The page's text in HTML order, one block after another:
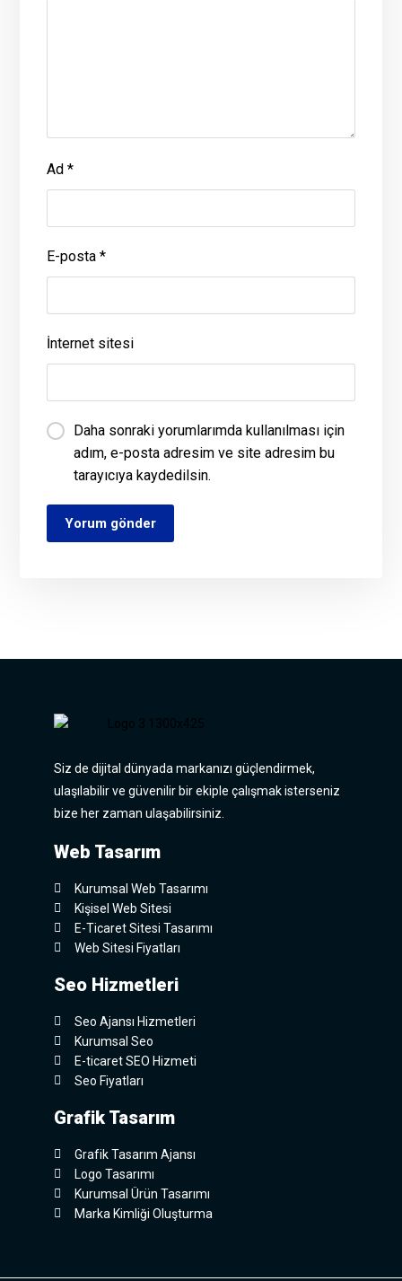
Ad*
E-posta*
İnternet sitesi
Daha sonraki yorumlarımda kullanılması için
adım, e-posta adresim ve site adresim bu
tarayıcıya kaydedilsin.
Yorum gönder
Siz de dijital dünyada markanızı güçlendirmek,
ulaşılabilir ve güvenilir bir ekiple çalışmak isterseniz
bize her zaman ulaşabilirsiniz.
Web Tasarım
Kurumsal Web Tasarımı
Kişisel Web Sitesi
E-Ticaret Sitesi Tasarımı
Web Sitesi Fiyatları
Seo Hizmetleri
Seo Ajansı Hizmetleri
Kurumsal Seo
E-ticaret SEO Hizmeti
Seo Fiyatları
Grafik Tasarım
Grafik Tasarım Ajansı
Logo Tasarımı
Kurumsal Ürün Tasarımı
Marka Kimliği Oluşturma